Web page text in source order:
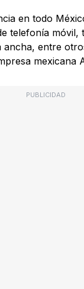
en todo
telefonía móvil,
ancha, entre
mexicana
PUBLICIDAD